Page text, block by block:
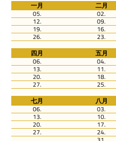
一月 二月
05.
02.
12. 09.
19. 16.
26. 23.
四月
五月
06.
04.
13. 11.
20. 18.
27. 25.
七月
八月
06.
03.
13. 10.
20. 17.
27. 24.